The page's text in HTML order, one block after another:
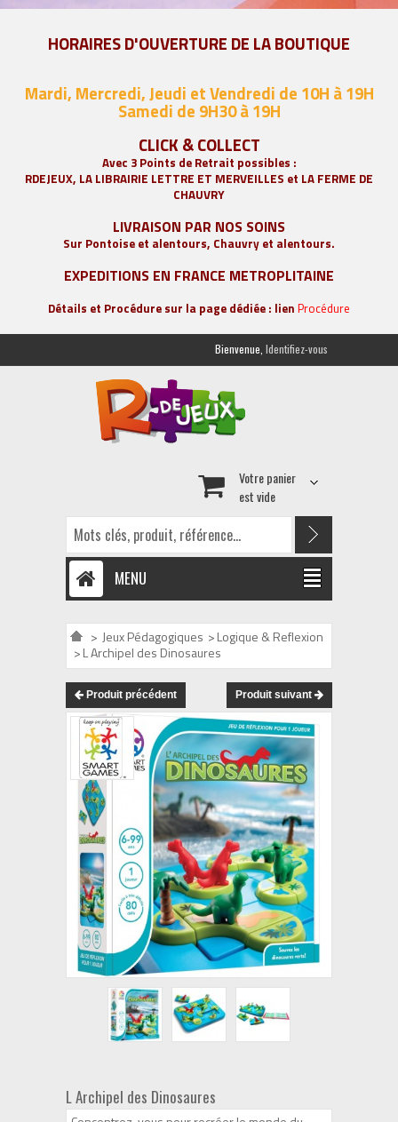
HORAIRES D'OUVERTURE DE LA BOUTIQUE
Mardi, Mercredi, Jeudi et Vendredi de 10H à 19H
Samedi de 9H30 à 19H
CLICK & COLLECT
Avec 3 Points de Retrait possibles :
RDEJEUX, LA LIBRAIRIE LETTRE ET MERVEILLES et LA FERME DE
CHAUVRY
LIVRAISON PAR NOS SOINS
Sur Pontoise et alentours, Chauvry et alentours.
EXPEDITIONS EN FRANCE METROPLITAINE
Détails et Procédure sur la page dédiée : lien Procédure
Bienvenue, Identifiez-vous
Votre panier
est vide
MENU
> Jeux Pédagogiques >Logique & Reflexion
>L Archipel des Dinosaures
Produit précédent Produit suivant
L Archipel des Dinosaures